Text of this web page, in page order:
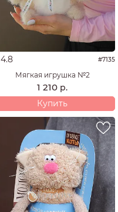
4.8 #7135
Мягкая игрушка №2
1 210 р.
Купить